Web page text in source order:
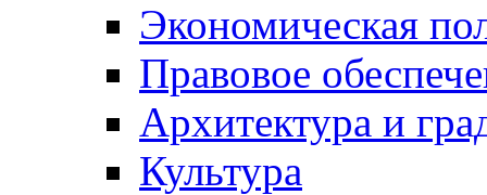
Экономическая
Правовое
Архитектура и
Культура